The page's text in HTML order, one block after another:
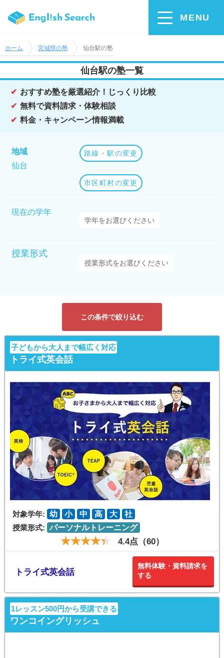
MENU
ホーム 宮城県の塾 仙台駅の塾
仙台駅の塾一覧
おすすめ塾を厳選紹介！じっくり比較
無料で資料請求・体験相談
料金・キャンペーン情報満載
地域
仙台
路線・駅の変更
市区町村の変更
現在の学年
授業形式
この条件で絞り込む
子どもから大人まで幅広く対応
トライ式英会話
対象学年: 幼 小 中 高 大
社
授業形式: パーソナルトレーニング
4.4点（60）
トライ式英会話
無料体験・資料請求を
する
1レッスン500円から受講できる
ワンコイングリッシュ